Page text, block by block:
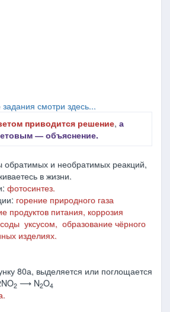
задания смотри здесь...
приводится решение, а
― объяснение.
и необратимых реакций,
в жизни.
фотосинтез.
горение природного газа
продуктов питания, коррозия
уксусом, образование чёрного
изделиях.
80а, выделяется или поглощается
2 ⟶ N2O4